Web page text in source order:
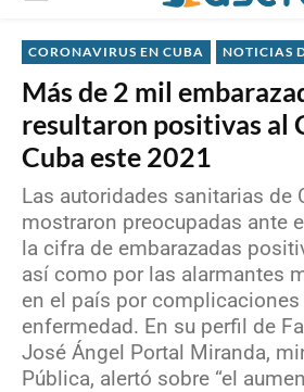
CORONAVIRUS EN CUBA NOTICIAS
Más de 2 mil
resultaron positivas al
Cuba este 2021
Las autoridades sanitarias de
mostraron preocupadas ante
la cifra de embarazadas
así como por las alarmantes
en el país por complicaciones
enfermedad. En su perfil de
José Ángel Portal Miranda,
Pública, alertó sobre “el